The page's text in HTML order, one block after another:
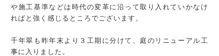
や施工基準などは時代の変革に沿って取り入れていかなけ
ればと強く感じるところでございます。
千年翠も昨年末より３工期に分けて、庭のリニューアル工
事に入りました。